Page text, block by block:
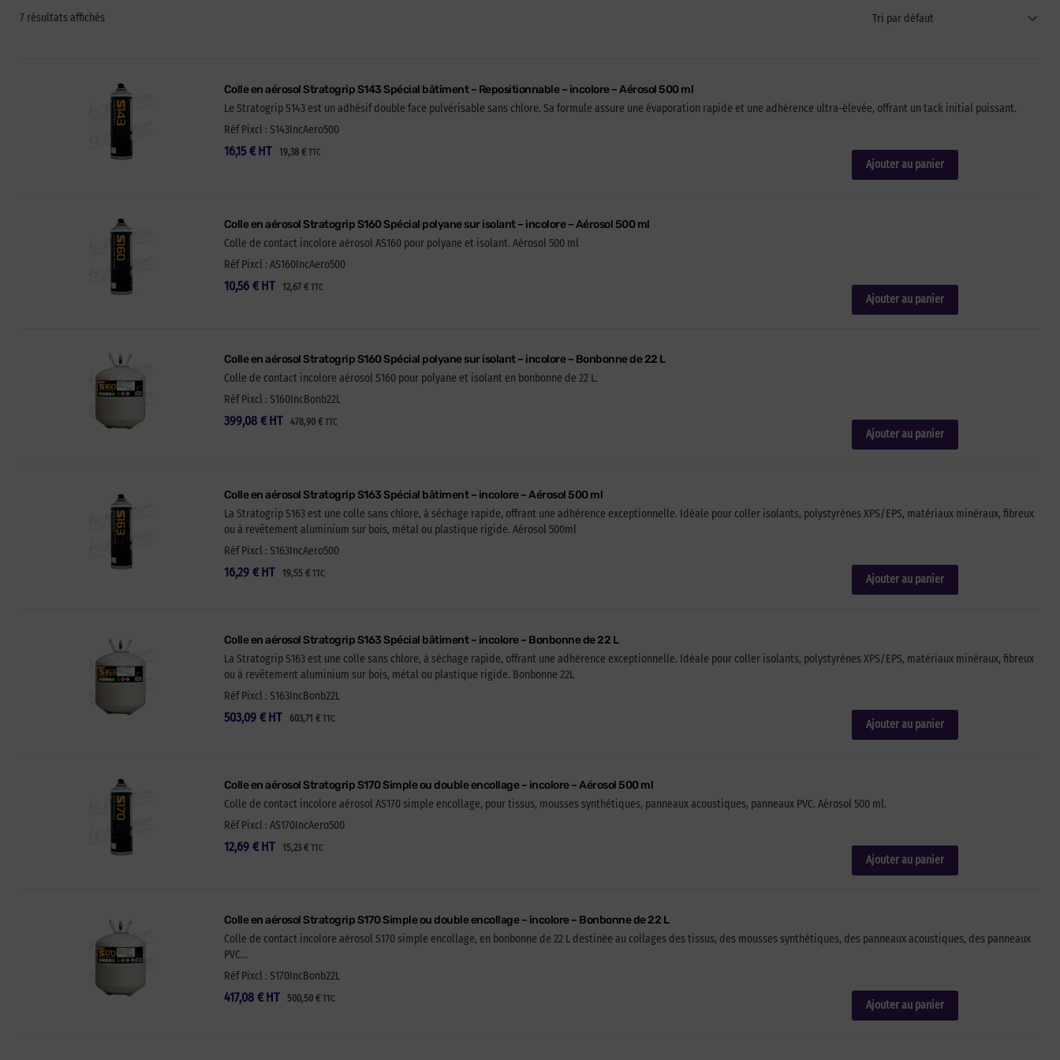
7 résultats affichés
Colle en aérosol Stratogrip S143 Spécial bâtiment – Repositionnable – incolore – Aérosol 500 ml
Le Stratogrip S143 est un adhésif double face pulvérisable sans chlore. Sa formule assure une évaporation rapide et une adhérence ultra-élevée, offrant un tack initial puissant.
Réf Pixcl : S143IncAero500
16,15 € 19,38 €TTC
HT
Ajouter au panier
Colle en aérosol Stratogrip S160 Spécial polyane sur isolant – incolore – Aérosol 500 ml
Colle de contact incolore aérosol AS160 pour polyane et isolant. Aérosol 500 ml
Réf Pixcl : AS160IncAero500
10,56 € 12,67 €TTC
HT
Ajouter au panier
Colle en aérosol Stratogrip S160 Spécial polyane sur isolant – incolore – Bonbonne de 22 L
Colle de contact incolore aérosol S160 pour polyane et isolant en bonbonne de 22 L.
Réf Pixcl : S160IncBonb22L
399,08 € 478,90 €TTC
HT
Ajouter au panier
Colle en aérosol Stratogrip S163 Spécial bâtiment – incolore – Aérosol 500 ml
La Stratogrip S163 est une colle sans chlore, à séchage rapide, offrant une adhérence exceptionnelle. Idéale pour coller isolants, polystyrènes XPS/EPS, matériaux minéraux, fibreux
ou à revêtement aluminium sur bois, métal ou plastique rigide. Aérosol 500ml
Réf Pixcl : S163IncAero500
16,29 € 19,55 €TTC
HT Ajouter au panier
Colle en aérosol Stratogrip S163 Spécial bâtiment – incolore – Bonbonne de 22 L
La Stratogrip S163 est une colle sans chlore, à séchage rapide, offrant une adhérence exceptionnelle. Idéale pour coller isolants, polystyrènes XPS/EPS, matériaux minéraux, fibreux
ou à revêtement aluminium sur bois, métal ou plastique rigide. Bonbonne 22L
Réf Pixcl : S163IncBonb22L
503,09 € 603,71 €TTC
HT Ajouter au panier
Colle en aérosol Stratogrip S170 Simple ou double encollage – incolore – Aérosol 500 ml
Colle de contact incolore aérosol AS170 simple encollage, pour tissus, mousses synthétiques, panneaux acoustiques, panneaux PVC. Aérosol 500 ml.
Réf Pixcl : AS170IncAero500
12,69 € 15,23 €TTC
HT
Ajouter au panier
Colle en aérosol Stratogrip S170 Simple ou double encollage – incolore – Bonbonne de 22 L
Colle de contact incolore aérosol S170 simple encollage, en bonbonne de 22 L destinée au collages des tissus, des mousses synthétiques, des panneaux acoustiques, des panneaux
PVC…
Réf Pixcl : S170IncBonb22L
417,08 € 500,50 €TTC
HT Ajouter au panier